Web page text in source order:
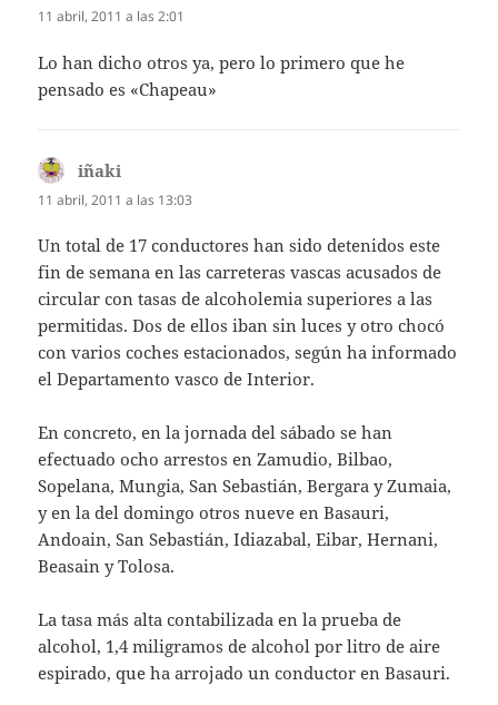
11 abril, 2011 a las 2:01
Lo han dicho otros ya, pero lo primero que he
pensado es «Chapeau»
iñaki
11 abril, 2011 a las 13:03
Un total de 17 conductores han sido detenidos este
fin de semana en las carreteras vascas acusados de
circular con tasas de alcoholemia superiores a las
permitidas. Dos de ellos iban sin luces y otro chocó
con varios coches estacionados, según ha informado
el Departamento vasco de Interior.
En concreto, en la jornada del sábado se han
efectuado ocho arrestos en Zamudio, Bilbao,
Sopelana, Mungia, San Sebastián, Bergara y Zumaia,
y en la del domingo otros nueve en Basauri,
Andoain, San Sebastián, Idiazabal, Eibar, Hernani,
Beasain y Tolosa.
La tasa más alta contabilizada en la prueba de
alcohol, 1,4 miligramos de alcohol por litro de aire
espirado, que ha arrojado un conductor en Basauri.